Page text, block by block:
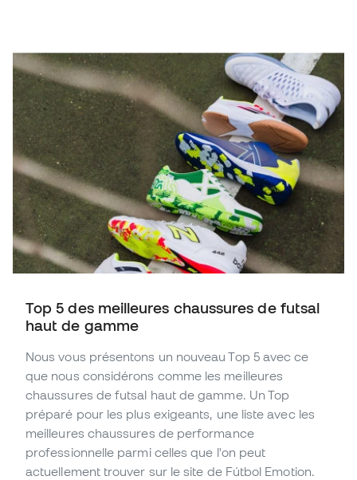
Top 5 des meilleures chaussures de futsal
haut de gamme
Nous vous présentons un nouveau Top 5 avec ce
que nous considérons comme les meilleures
chaussures de futsal haut de gamme. Un Top
préparé pour les plus exigeants, une liste avec les
meilleures chaussures de performance
professionnelle parmi celles que l'on peut
actuellement trouver sur le site de Fútbol Emotion.